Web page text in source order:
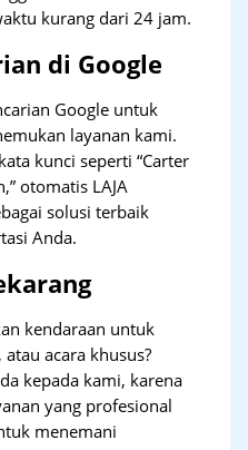
kurang dari 24 jam.
di Google
Google untuk
layanan kami.
kunci seperti “Carter
otomatis LAJA
solusi terbaik
Anda.
kendaraan untuk
acara khusus?
kepada kami, karena
yang profesional
menemani